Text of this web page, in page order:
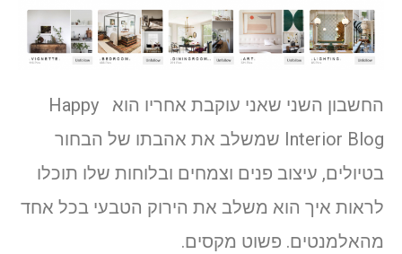
החשבון השני שאני עוקבת אחריו הוא Happy
Interior Blog שמשלב את אהבתו של הבחור
בטיולים, עיצוב פנים וצמחים ובלוחות שלו תוכלו
לראות איך הוא משלב את הירוק הטבעי בכל אחד
מהאלמנטים. פשוט מקסים.